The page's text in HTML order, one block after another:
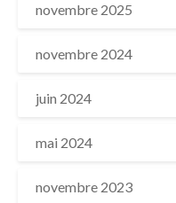
novembre 2025
novembre 2024
juin 2024
mai 2024
novembre 2023